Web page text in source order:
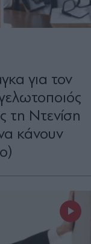
για τον
τη Ντενίση
κάνουν